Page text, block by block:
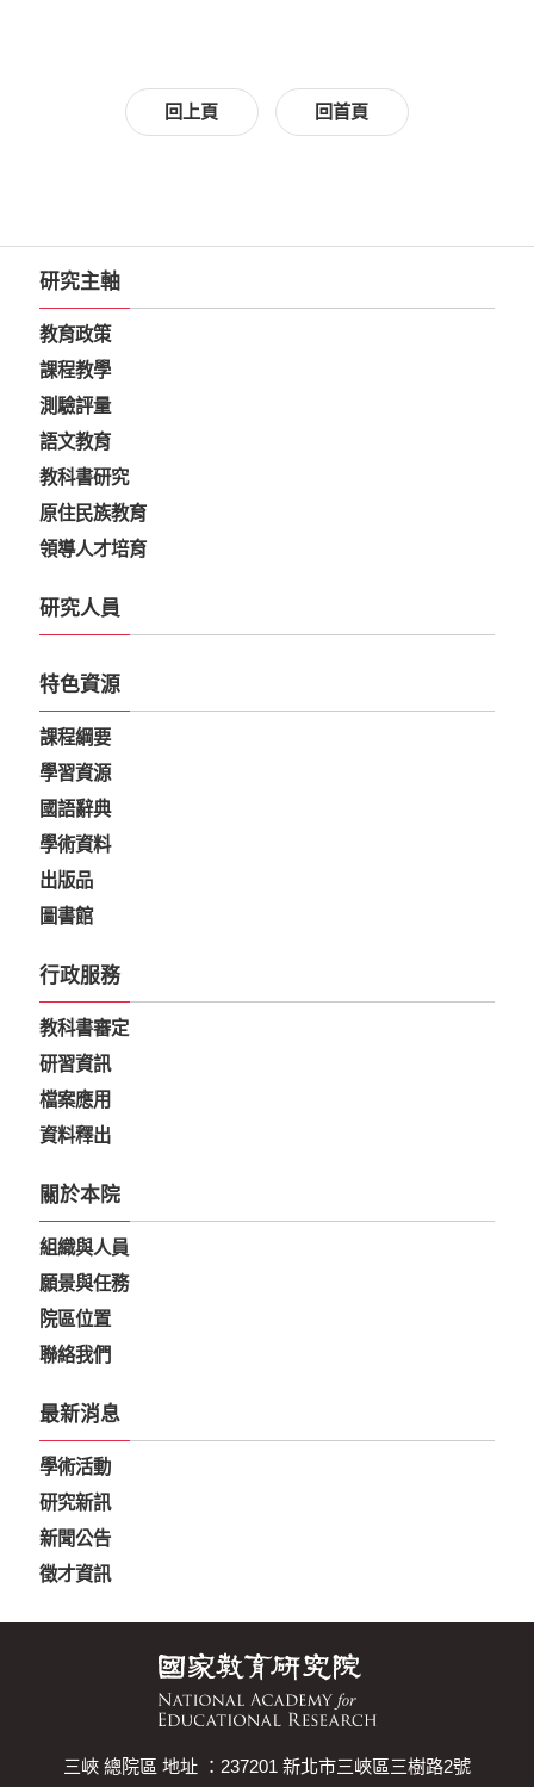
回上頁 回首頁
研究主軸
教育政策
課程教學
測驗評量
語文教育
教科書研究
原住民族教育
領導人才培育
研究人員
特色資源
課程綱要
學習資源
國語辭典
學術資料
出版品
圖書館
行政服務
教科書審定
研習資訊
檔案應用
資料釋出
關於本院
組織與人員
願景與任務
院區位置
聯絡我們
最新消息
學術活動
研究新訊
新聞公告
徵才資訊
三峽 總院區 地址 ：237201 新北市三峽區三樹路2號